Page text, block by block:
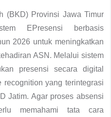
(BKD) Provinsi Jawa Timur
EPresensi berbasis
2026 untuk meningkatkan
ASN. Melalui sistem
presensi secara digital
recognition yang terintegrasi
Jatim. Agar proses absensi
memahami tata cara